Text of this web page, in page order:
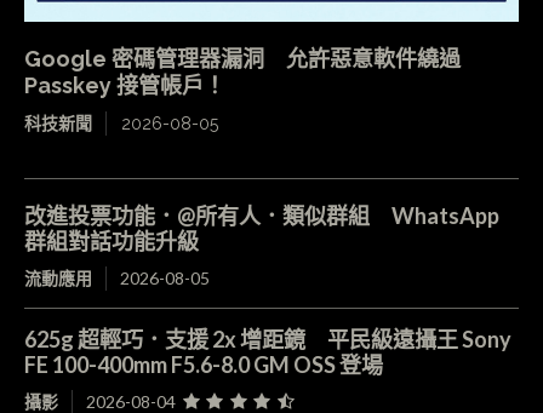
Google 密碼管理器漏洞 允許惡意軟件繞過
Passkey 接管帳戶！
科技新聞 2026-08-05
改進投票功能．@所有人．類似群組 WhatsApp
群組對話功能升級
流動應用 2026-08-05
625g 超輕巧．支援 2x 增距鏡 平民級遠攝王 Sony
FE 100-400mm F5.6-8.0 GM OSS 登場
攝影 2026-08-04